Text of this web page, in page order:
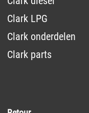
Clark LPG
Clark onderdelen
Clark parts